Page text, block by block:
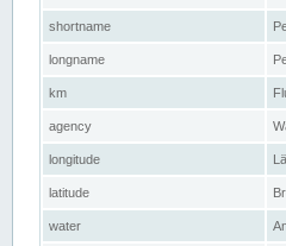
shortname
longname
km
agency
longitude
latitude
water